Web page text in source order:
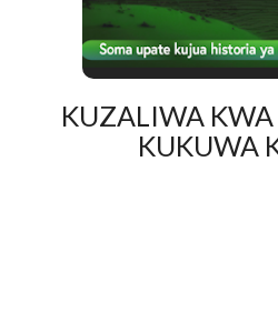
KUZALIWA KWA
KUKUWA